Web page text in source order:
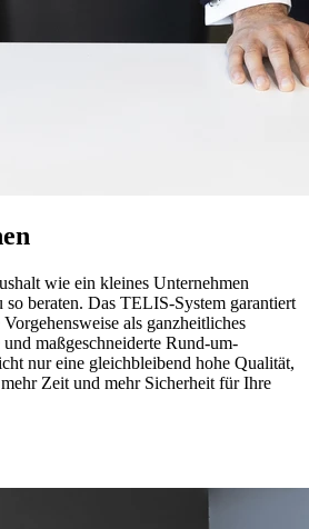
wie ein kleines Unternehmen
so beraten. Das TELIS-System garantiert
als ganzheitliches
maßgeschneiderte Rund-um-
nur eine gleichbleibend hohe Qualität,
Zeit und mehr Sicherheit für Ihre